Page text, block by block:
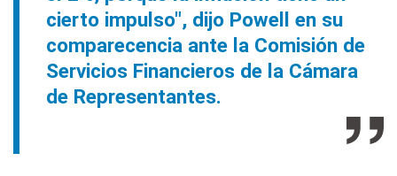
cierto impulso", dijo Powell en su
comparecencia ante la Comisión de
Servicios Financieros de la Cámara
de Representantes.